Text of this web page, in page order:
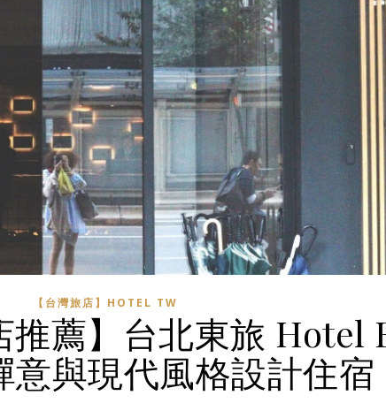
【台灣旅店】HOTEL TW
推薦】台北東旅 Hotel
意與現代風格設計住宿